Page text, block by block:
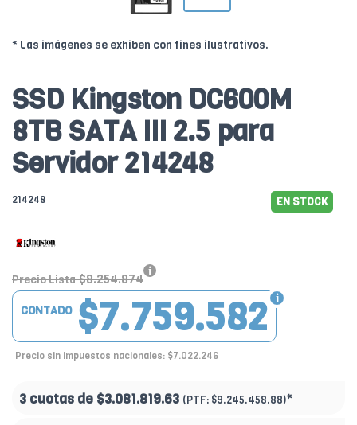
* Las imágenes se exhiben con fines ilustrativos.
SSD Kingston DC600M
8TB SATA III 2.5 para
Servidor 214248
214248 EN STOCK
Precio Lista $8.254.874
$7.759.582
CONTADO
Precio sin impuestos nacionales: $7.022.246
3 cuotas de $3.081.819.63 (PTF: $9.245.458.88)*